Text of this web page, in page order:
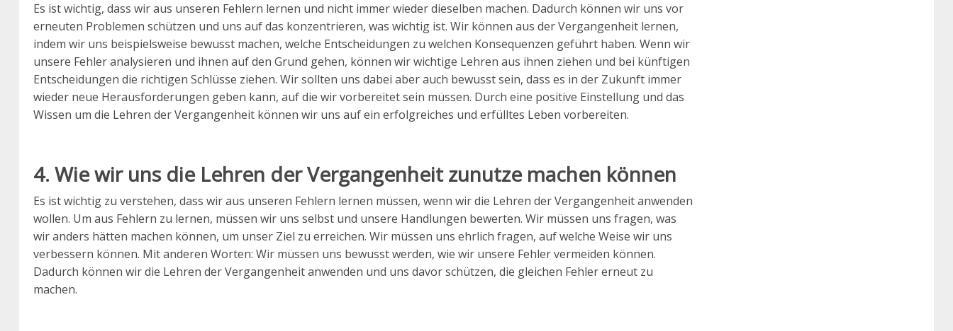
Es ist wichtig, dass wir aus unseren Fehlern lernen und nicht immer wieder dieselben machen. Dadurch können wir uns vor
erneuten Problemen schützen und uns auf das konzentrieren, was wichtig ist. Wir können aus der Vergangenheit lernen,
indem wir uns beispielsweise bewusst machen, welche Entscheidungen zu welchen Konsequenzen geführt haben. Wenn wir
unsere Fehler analysieren und ihnen auf den Grund gehen, können wir wichtige Lehren aus ihnen ziehen und bei künftigen
Entscheidungen die richtigen Schlüsse ziehen. Wir sollten uns dabei aber auch bewusst sein, dass es in der Zukunft immer
wieder neue Herausforderungen geben kann, auf die wir vorbereitet sein müssen. Durch eine positive Einstellung und das
Wissen um die Lehren der Vergangenheit können wir uns auf ein erfolgreiches und erfülltes Leben vorbereiten.
4. Wie wir uns die Lehren der Vergangenheit zunutze machen können
Es ist wichtig zu verstehen, dass wir aus unseren Fehlern lernen müssen, wenn wir die Lehren der Vergangenheit anwenden
wollen. Um aus Fehlern zu lernen, müssen wir uns selbst und unsere Handlungen bewerten. Wir müssen uns fragen, was
wir anders hätten machen können, um unser Ziel zu erreichen. Wir müssen uns ehrlich fragen, auf welche Weise wir uns
verbessern können. Mit anderen Worten: Wir müssen uns bewusst werden, wie wir unsere Fehler vermeiden können.
Dadurch können wir die Lehren der Vergangenheit anwenden und uns davor schützen, die gleichen Fehler erneut zu
machen.